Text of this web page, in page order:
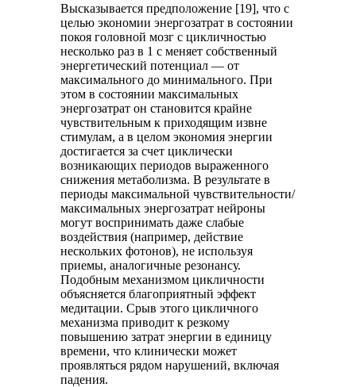
Высказывается предположение [19], что с
целью экономии энергозатрат в состоянии
покоя головной мозг с цикличностью
несколько раз в 1 с меняет собственный
энергетический потенциал — от
максимального до минимального. При
этом в состоянии максимальных
энергозатрат он становится крайне
чувствительным к приходящим извне
стимулам, а в целом экономия энергии
достигается за счет циклически
возникающих периодов выраженного
снижения метаболизма. В результате в
периоды максимальной чувствительности/
максимальных энергозатрат нейроны
могут воспринимать даже слабые
воздействия (например, действие
нескольких фотонов), не используя
приемы, аналогичные резонансу.
Подобным механизмом цикличности
объясняется благоприятный эффект
медитации. Срыв этого цикличного
механизма приводит к резкому
повышению затрат энергии в единицу
времени, что клинически может
проявляться рядом нарушений, включая
падения.